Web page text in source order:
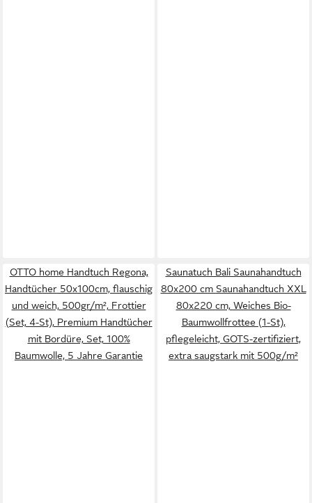
OTTO home Handtuch Regona,
Handtücher 50x100cm, flauschig
und weich, 500gr/m², Frottier
(Set, 4-St), Premium Handtücher
mit Bordüre, Set, 100%
Baumwolle, 5 Jahre Garantie
Saunatuch Bali Saunahandtuch
80x200 cm Saunahandtuch XXL
80x220 cm, Weiches Bio-
Baumwollfrottee (1-St),
pflegeleicht, GOTS-zertifiziert,
extra saugstark mit 500g/m²